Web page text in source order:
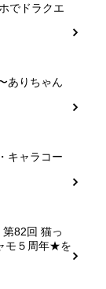
でドラクエ
ありちゃん
キャラコー
第82回 猫っ
モ５周年★を